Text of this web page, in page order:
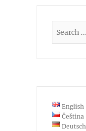
English
Čeština
Deutsch